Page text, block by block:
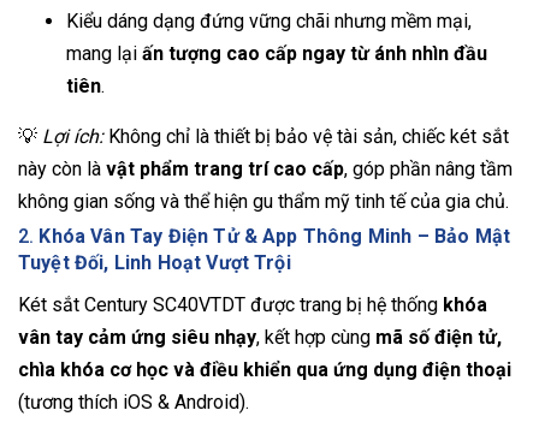
Kiểu dáng dạng đứng vững chãi nhưng mềm mại,
mang lại ấn tượng cao cấp ngay từ ánh nhìn đầu
tiên.
💡 Lợi ích:Không chỉ là thiết bị bảo vệ tài sản, chiếc két sắt
này còn là vật phẩm trang trí cao cấp, góp phần nâng tầm
không gian sống và thể hiện gu thẩm mỹ tinh tế của gia chủ.
2. Khóa Vân Tay Điện Tử & App Thông Minh – Bảo Mật
Tuyệt Đối, Linh Hoạt Vượt Trội
Két sắt Century SC40VTDT được trang bị hệ thống khóa
vân tay cảm ứng siêu nhạy, kết hợp cùng mã số điện tử,
chìa khóa cơ học và điều khiển qua ứng dụng điện thoại
(tương thích iOS & Android).